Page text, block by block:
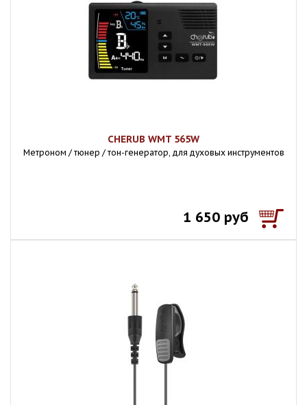
CHERUB WMT 565W
Метроном / тюнер / тон-генератор, для духовых инструментов
1 650 руб